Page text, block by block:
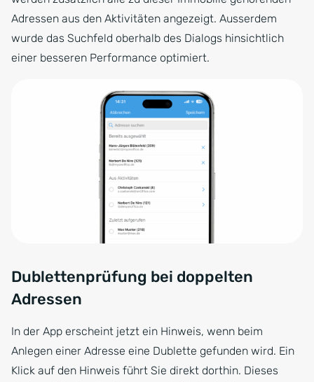
Adressen aus den Aktivitäten angezeigt. Ausserdem
wurde das Suchfeld oberhalb des Dialogs hinsichtlich
einer besseren Performance optimiert.
Dublettenprüfung bei doppelten
Adressen
In der App erscheint jetzt ein Hinweis, wenn beim
Anlegen einer Adresse eine Dublette gefunden wird. Ein
Klick auf den Hinweis führt Sie direkt dorthin. Dieses